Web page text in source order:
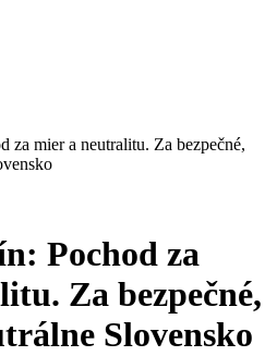
za mier a neutralitu. Za bezpečné,
Pochod za
Za bezpečné,
Slovensko